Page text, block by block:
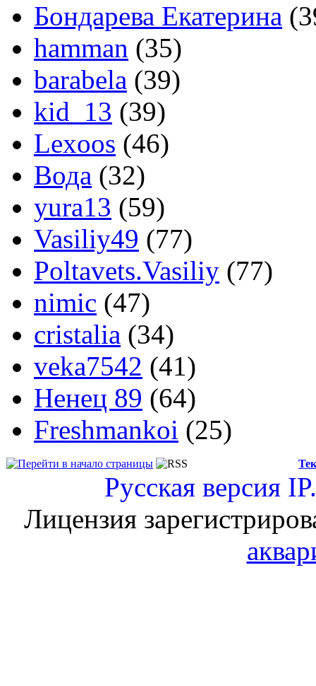
Бондарева Екатерина
hamman (35)
barabela (39)
kid_13 (39)
Lexoos (46)
Вода (32)
yura13 (59)
Vasiliy49 (77)
Poltavets.Vasiliy (77)
nimic (47)
cristalia (34)
veka7542 (41)
Ненец 89 (64)
Freshmankoi (25)
Русская версия
Лицензия